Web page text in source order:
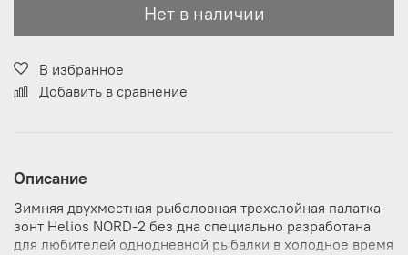
Нет в наличии
В избранное
Добавить в сравнение
Описание
Зимняя двухместная рыболовная трехслойная палатка-
зонт Helios NORD-2 без дна специально разработана
для любителей однодневной рыбалки в холодное время